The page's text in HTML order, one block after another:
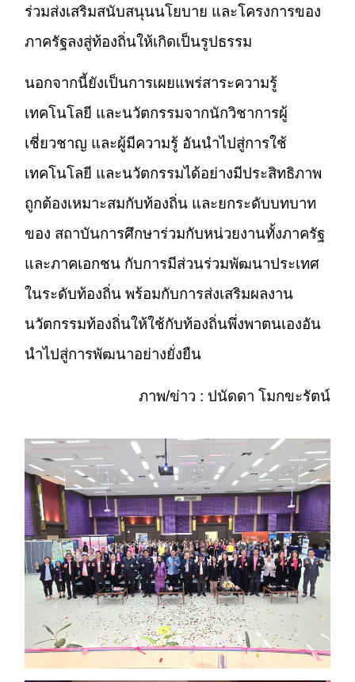
ร่วมส่งเสริมสนับสนุนนโยบาย และโครงการของ
ภาครัฐลงสู่ท้องถิ่นให้เกิดเป็นรูปธรรม
นอกจากนี้ยังเป็นการเผยแพร่สาระความรู้
เทคโนโลยี และนวัตกรรมจากนักวิชาการผู้
เชี่ยวชาญ และผู้มีความรู้ อันนำไปสู่การใช้
เทคโนโลยี และนวัตกรรมได้อย่างมีประสิทธิภาพ
ถูกต้องเหมาะสมกับท้องถิ่น และยกระดับบทบาท
ของ สถาบันการศึกษาร่วมกับหน่วยงานทั้งภาครัฐ
และภาคเอกชน กับการมีส่วนร่วมพัฒนาประเทศ
ในระดับท้องถิ่น พร้อมกับการส่งเสริมผลงาน
นวัตกรรมท้องถิ่นให้ใช้กับท้องถิ่นพึ่งพาตนเองอัน
นำไปสู่การพัฒนาอย่างยั่งยืน
ภาพ/ข่าว : ปนัดดา โมกขะรัตน์